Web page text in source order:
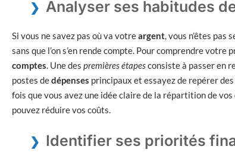
Analyser ses habitudes
Si vous ne savez pas où va votreargent, vous n’êtes pas
sans que l’on s’en rende compte. Pour comprendre
comptes. Une des premières étapesconsiste à passer en
postes dedépenses principaux et essayez de repérer
fois que vous avez une idée claire de la répartition de
pouvez réduire vos coûts.
Identifier ses priorités